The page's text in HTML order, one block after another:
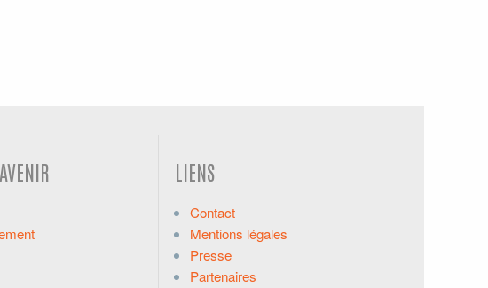
LIENS
Contact
Mentions légales
Presse
Partenaires